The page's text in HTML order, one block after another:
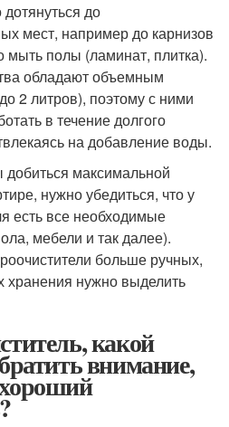
до
мест, например до карнизов
мыть полы (ламинат, плитка).
обладают объемным
2 литров), поэтому с ними
в течение долгого
на добавление воды.
максимальной
нужно убедиться, что у
есть все необходимые
мебели и так далее).
больше ручных,
хранения нужно выделить
какой
внимание,